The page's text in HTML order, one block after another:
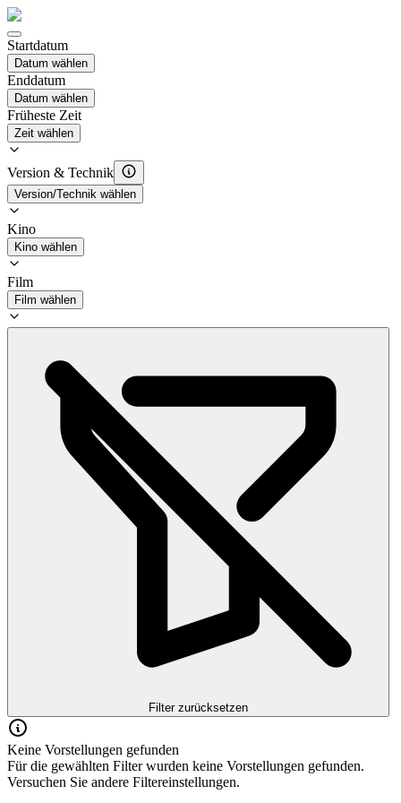
Startdatum
Datum wählen
Enddatum
Datum wählen
Früheste Zeit
Zeit wählen
Version & Technik
Version/Technik wählen
Kino
Kino wählen
Film
Film wählen
Filter zurücksetzen
Keine Vorstellungen gefunden
Für die gewählten Filter wurden keine Vorstellungen gefunden.
Versuchen Sie andere Filtereinstellungen.